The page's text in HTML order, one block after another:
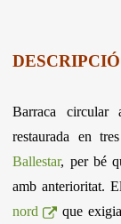
DESCRIPCIÓ
Barraca circular
restaurada en
Ballestar, per bé
amb anterioritat.
nord
que